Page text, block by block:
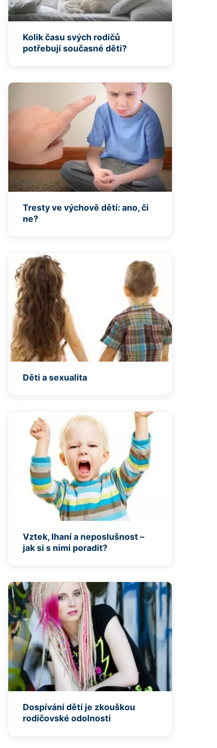
Kolik času svých rodičů
potřebují současné děti?
Tresty ve výchově dětí: ano, či
ne?
Děti a sexualita
Vztek, lhaní a neposlušnost –
jak si s nimi poradit?
Dospívání dětí je zkouškou
rodičovské odolnosti